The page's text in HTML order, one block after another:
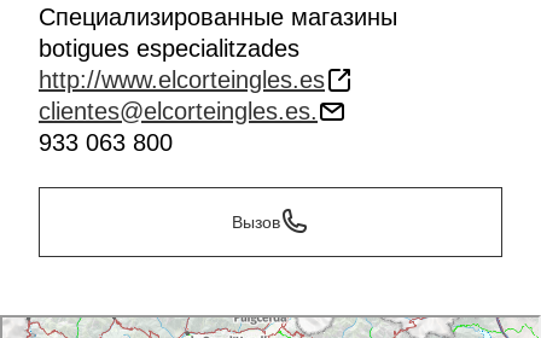
Специализированные магазины
botigues especialitzades
http://www.elcorteingles.es
clientes@elcorteingles.es.
933 063 800
Вызов